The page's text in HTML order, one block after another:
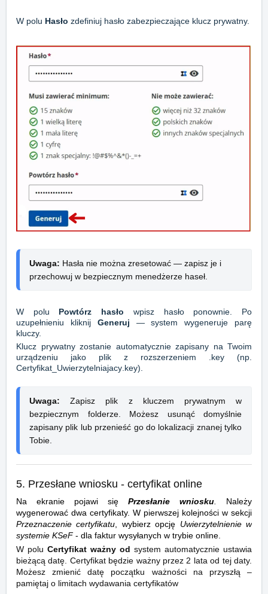
W polu Hasło zdefiniuj hasło zabezpieczające klucz prywatny.
Uwaga: Hasła nie można zresetować — zapisz je i
przechowuj w bezpiecznym menedżerze haseł.
W polu Powtórz hasło wpisz hasło ponownie. Po
uzupełnieniu kliknij Generuj — system wygeneruje parę
kluczy.
Klucz prywatny zostanie automatycznie zapisany na Twoim
urządzeniu jako plik z rozszerzeniem
.key (np.
Certyfikat_Uwierzytelniajacy .key).
Uwaga: Zapisz plik z kluczem prywatnym w
bezpiecznym folderze. Możesz usunąć domyślnie
zapisany plik lub przenieść go do lokalizacji znanej tylko
Tobie.
5. Przesłane wniosku - certyfikat online
Na ekranie pojawi się Przesłanie wniosku. Należy
wygenerować dwa certyfikaty. W pierwszej kolejności w sekcji
Przeznaczenie certyfikatu, wybierz opcję Uwierzytelnienie w
systemie KSeF- dla faktur wysyłanych w trybie online.
W polu Certyfikat ważny od system automatycznie ustawia
bieżącą datę. Certyfikat będzie ważny przez 2 lata od tej daty.
Możesz zmienić datę początku ważności na przyszłą –
pamiętaj o limitach wydawania certyfikatów